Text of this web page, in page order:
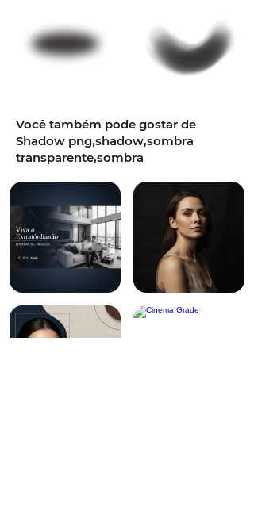
Você também pode gostar de
Shadow png,shadow,sombra
transparente,sombra